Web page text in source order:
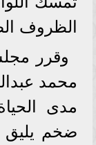
الظروف
وقرر
محمد
مدى
ضخم يليق